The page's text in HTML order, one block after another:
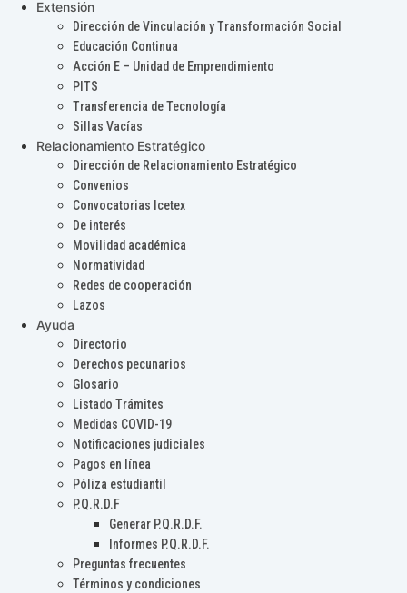
Extensión
Dirección de Vinculación y Transformación Social
Educación Continua
Acción E – Unidad de Emprendimiento
PITS
Transferencia de Tecnología
Sillas Vacías
Relacionamiento Estratégico
Dirección de Relacionamiento Estratégico
Convenios
Convocatorias Icetex
De interés
Movilidad académica
Normatividad
Redes de cooperación
Lazos
Ayuda
Directorio
Derechos pecunarios
Glosario
Listado Trámites
Medidas COVID-19
Notificaciones judiciales
Pagos en línea
Póliza estudiantil
P.Q.R.D.F
Generar P.Q.R.D.F.
Informes P.Q.R.D.F.
Preguntas frecuentes
Términos y condiciones